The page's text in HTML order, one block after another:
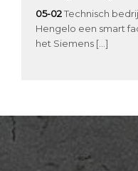
05-02 Technisch
Hengelo een smart
het Siemens […]